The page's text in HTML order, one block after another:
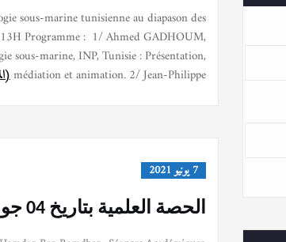
sous-marine tunisienne au diapason des
Programme : 1/ Ahmed GADHOUM,
sous-marine, INP, Tunisie : Présentation,
médiation et animation. 2/ Jean-Philippe
7 يونيو 2021
الحصة العلمية بتاريخ 04 جوان 2021